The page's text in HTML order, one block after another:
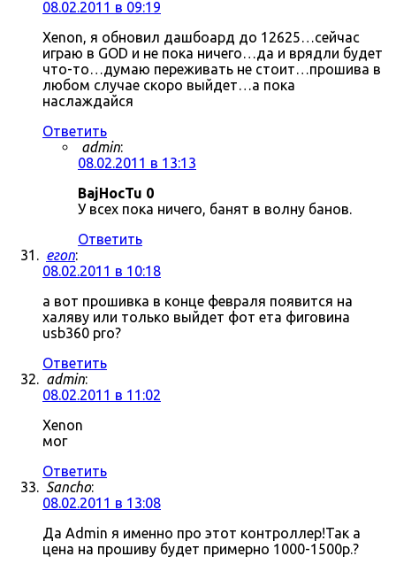
08.02.2011 в 09:19
Xenon, я обновил дашбоард до 12625…сейчас
играю в GOD и не пока ничего…да и врядли будет
что-то…думаю переживать не стоит…прошива в
любом случае скоро выйдет…а пока
наслаждайся
Ответить
admin:
08.02.2011 в 13:13
BajHocTu 0
У всех пока ничего, банят в волну банов.
Ответить
егоп:
08.02.2011 в 10:18
а вот прошивка в конце февраля появится на
халяву или только выйдет фот ета фиговина
usb360 pro?
Ответить
admin:
08.02.2011 в 11:02
Xenon
мог
Ответить
Sancho:
08.02.2011 в 13:08
Да Admin я именно про этот контроллер!Так а
цена на прошиву будет примерно 1000-1500р.?